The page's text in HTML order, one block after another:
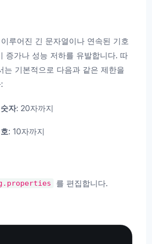
루어진 긴 문자열이나 연속된 기호
증가나 성능 저하를 유발합니다. 따
는 기본적으로 다음과 같은 제한을
자: 20자까지
: 10자까지
를 편집합니다.